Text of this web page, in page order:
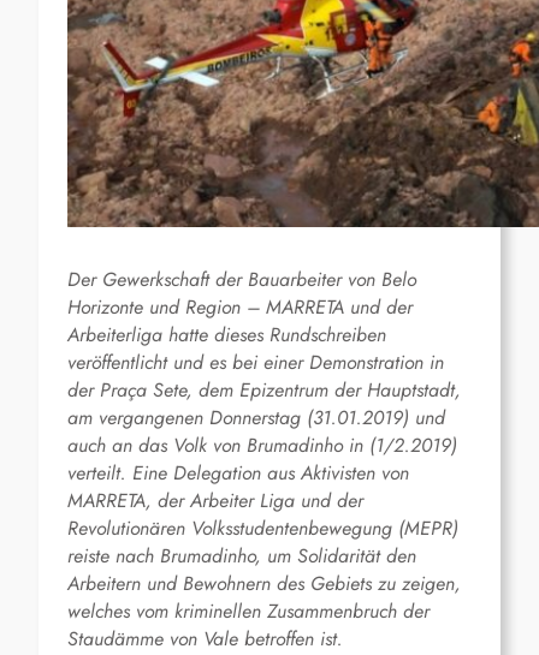
Der Gewerkschaft der Bauarbeiter von Belo
Horizonte und Region – MARRETA und der
Arbeiterliga hatte dieses Rundschreiben
veröffentlicht und es bei einer Demonstration in
der Praça Sete, dem Epizentrum der Hauptstadt,
am vergangenen Donnerstag (31.01.2019) und
auch an das Volk von Brumadinho in (1/2.2019)
verteilt. Eine Delegation aus Aktivisten von
MARRETA, der Arbeiter Liga und der
Revolutionären Volksstudentenbewegung (MEPR)
reiste nach Brumadinho, um Solidarität den
Arbeitern und Bewohnern des Gebiets zu zeigen,
welches vom kriminellen Zusammenbruch der
Staudämme von Vale betroffen ist.